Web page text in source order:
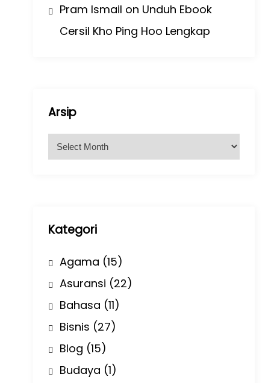
Pram Ismail on Unduh Ebook
Cersil Kho Ping Hoo Lengkap
Arsip
r
Kategori
Agama (15)
Asuransi (22)
Bahasa (11)
Bisnis (27)
Blog (15)
Budaya (1)